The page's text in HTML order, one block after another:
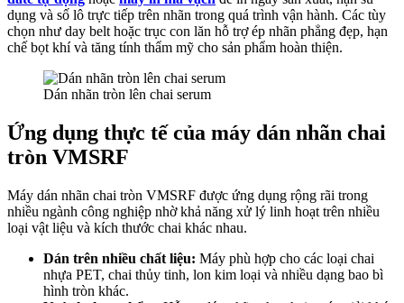
dụng và số lô trực tiếp trên nhãn trong quá trình vận hành. Các tùy
chọn như day belt hoặc trục con lăn hỗ trợ ép nhãn phẳng đẹp, hạn
chế bọt khí và tăng tính thẩm mỹ cho sản phẩm hoàn thiện.
Dán nhãn tròn lên chai serum
Ứng dụng thực tế của máy dán nhãn chai
tròn VMSRF
Máy dán nhãn chai tròn VMSRF được ứng dụng rộng rãi trong
nhiều ngành công nghiệp nhờ khả năng xử lý linh hoạt trên nhiều
loại vật liệu và kích thước chai khác nhau.
Dán trên nhiều chất liệu: Máy phù hợp cho các loại chai
nhựa PET, chai thủy tinh, lon kim loại và nhiều dạng bao bì
hình tròn khác.